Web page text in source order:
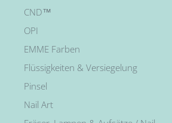
CND™
OPI
EMME Farben
Flüssigkeiten & Versiegelung
Pinsel
Nail Art